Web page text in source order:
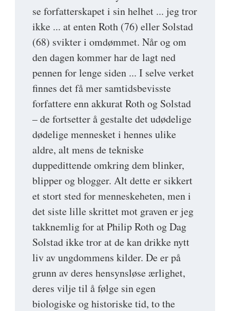
se forfatterskapet i sin helhet ... jeg tror
ikke ... at enten Roth (76) eller Solstad
(68) svikter i omdømmet. Når og om
den dagen kommer har de lagt ned
pennen for lenge siden ... I selve verket
finnes det få mer samtidsbevisste
forfattere enn akkurat Roth og Solstad
– de fortsetter å gestalte det udødelige
dødelige mennesket i hennes ulike
aldre, alt mens de tekniske
duppedittende omkring dem blinker,
blipper og blogger. Alt dette er sikkert
et stort sted for menneskeheten, men i
det siste lille skrittet mot graven er jeg
takknemlig for at Philip Roth og Dag
Solstad ikke tror at de kan drikke nytt
liv av ungdommens kilder. De er på
grunn av deres hensynsløse ærlighet,
deres vilje til å følge sin egen
biologiske og historiske tid, to the